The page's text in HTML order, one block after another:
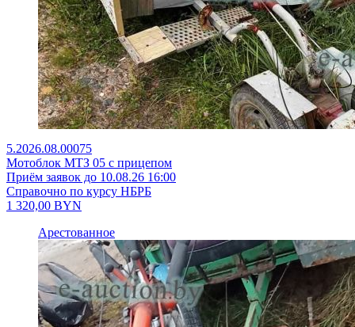
5.2026.08.00075
Мотоблок МТЗ 05 с прицепом
Приём заявок до 10.08.26 16:00
Справочно по курсу НБРБ
1 320,00 BYN
Арестованное